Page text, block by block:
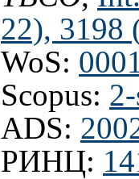
22), 3198
WoS:
Scopus:
ADS:
РИНЦ: